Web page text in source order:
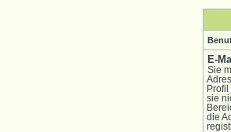
E-
Sie
sie
die